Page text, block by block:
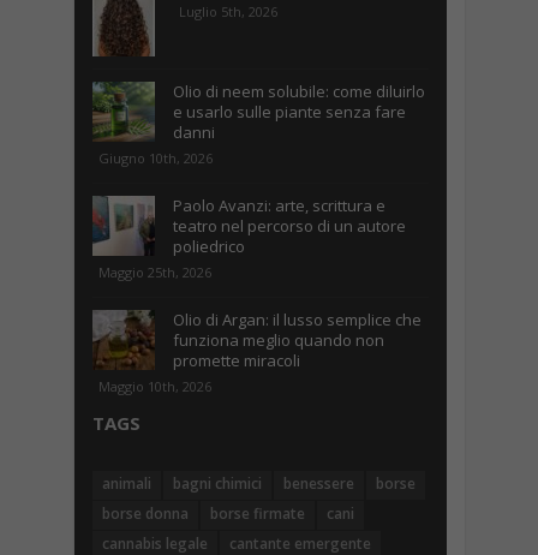
Luglio 5th, 2026
Olio di neem solubile: come diluirlo
e usarlo sulle piante senza fare
danni
Giugno 10th, 2026
Paolo Avanzi: arte, scrittura e
teatro nel percorso di un autore
poliedrico
Maggio 25th, 2026
Olio di Argan: il lusso semplice che
funziona meglio quando non
promette miracoli
Maggio 10th, 2026
TAGS
animali bagni chimici benessere
borse
borse donna
borse firmate
cani
cannabis legale
cantante emergente